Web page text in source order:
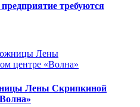
требуются
Лены Скрипкиной